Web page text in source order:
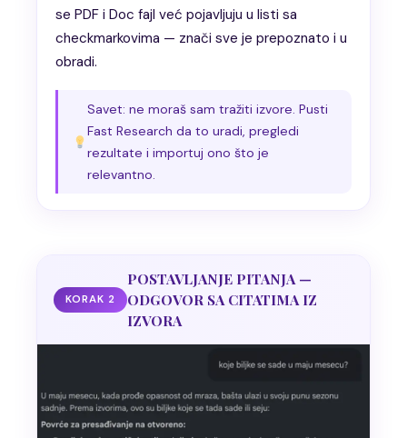
se PDF i Doc fajl već pojavljuju u listi sa
checkmarkovima — znači sve je prepoznato i u
obradi.
Savet: ne moraš sam tražiti izvore. Pusti
Fast Research da to uradi, pregledi
rezultate i importuj ono što je
relevantno.
KORAK 2
POSTAVLJANJE PITANJA —
ODGOVOR SA CITATIMA IZ
IZVORA